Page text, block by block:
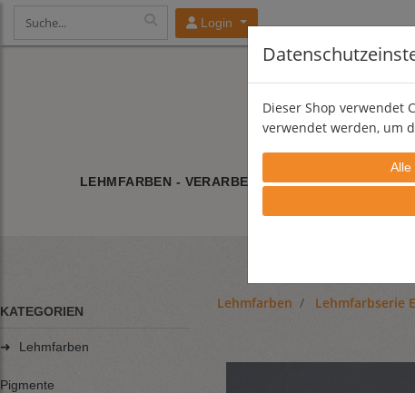
Login
LEHMFARBEN - VERARBEITUNG LEHMFARBE/
KATEGORIEN
➜ Lehmfarben
Pigmente
Lehmfarben Lehmfarbserie
Dieser Shop verwendet
verwendet werden, um